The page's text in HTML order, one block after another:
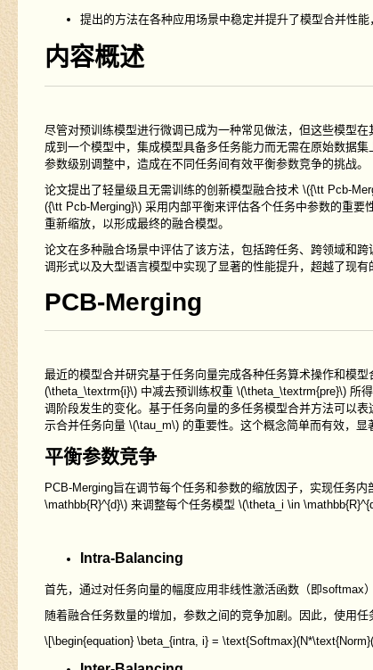
提出的方法在各种应用场景中稳定并提升了模型合并性能
内容概述
尽管对预训练模型进行微调已成为一种常见做法，但这些模型
成到一个模型中，集成模型具备多任务能力而无需在原始数据
参数级别调整中，造成在不同任务间有效平衡参数竞争的挑战。
论文提出了轻量级且无需训练的创新模型融合技术 \({\tt Pcb-
({\tt Pcb-Merging}\)采用内部平衡来评估各个任务中参数的重要
重新缩放，以形成最终的融合模型。
论文在多种融合场景中评估了该方法，包括跨任务、跨领域和
调形式以及大型语言模型中实现了显著的性能提升，超越了现有
PCB-Merging
最近的模型合并研究基于任务向量完成各种任务算术操作和模型
(\theta_\textrm{i}\)中减去预训练权重 \(\theta_\textrm{pre}\)所得
调阶段发生的变化。基于任务向量的多任务模型合并方法可以表
示合并任务向量 \(\tau_m\)的重要性。这个概念简单而有效，显
平衡参数竞争
PCB-Merging旨在调节每个任务和参数的缩放因子，实现任务
\mathbb{R}^{d}\)来调整每个任务模型 \(\theta_i \in
Intra-Balancing
首先，通过对任务向量的幅度应用非线性激活函数（即softmax
随着融合任务数量的增加，参数之间的竞争加剧。因此，使用任
\[\begin{equation} \beta_{intra, i} =